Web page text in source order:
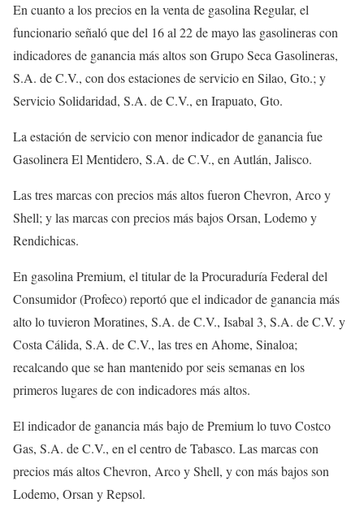
En cuanto a los precios en la venta de gasolina Regular, el
funcionario señaló que del 16 al 22 de mayo las gasolineras con
indicadores de ganancia más altos son Grupo Seca Gasolineras,
S.A. de C.V., con dos estaciones de servicio en Silao, Gto.; y
Servicio Solidaridad, S.A. de C.V., en Irapuato, Gto.
La estación de servicio con menor indicador de ganancia fue
Gasolinera El Mentidero, S.A. de C.V., en Autlán, Jalisco.
Las tres marcas con precios más altos fueron Chevron, Arco y
Shell; y las marcas con precios más bajos Orsan, Lodemo y
Rendichicas.
En gasolina Premium, el titular de la Procuraduría Federal del
Consumidor (Profeco) reportó que el indicador de ganancia más
alto lo tuvieron Moratines, S.A. de C.V., Isabal 3, S.A. de C.V. y
Costa Cálida, S.A. de C.V., las tres en Ahome, Sinaloa;
recalcando que se han mantenido por seis semanas en los
primeros lugares de con indicadores más altos.
El indicador de ganancia más bajo de Premium lo tuvo Costco
Gas, S.A. de C.V., en el centro de Tabasco. Las marcas con
precios más altos Chevron, Arco y Shell, y con más bajos son
Lodemo, Orsan y Repsol.